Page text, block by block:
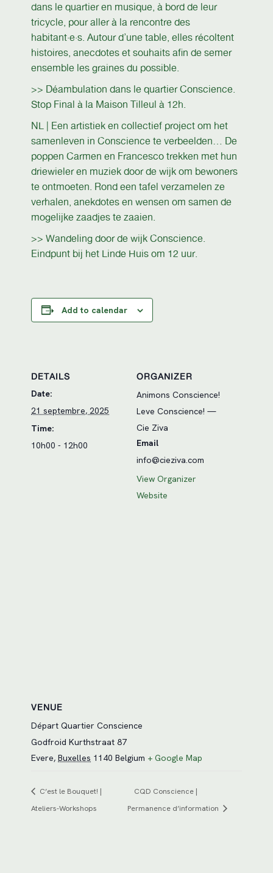
dans le quartier en musique, à bord de leur
tricycle, pour aller à la rencontre des
habitant·e·s. Autour d’une table, elles récoltent
histoires, anecdotes et souhaits afin de semer
ensemble les graines du possible.
>> Déambulation dans le quartier Conscience.
Stop Final à la Maison Tilleul à 12h.
NL | Een artistiek en collectief project om het
samenleven in Conscience te verbeelden… De
poppen Carmen en Francesco trekken met hun
driewieler en muziek door de wijk om bewoners
te ontmoeten. Rond een tafel verzamelen ze
verhalen, anekdotes en wensen om samen de
mogelijke zaadjes te zaaien.
>> Wandeling door de wijk Conscience.
Eindpunt bij het Linde Huis om 12 uur.
Add to calendar
DETAILS
Date:
21 septembre, 2025
Time:
10h00 - 12h00
ORGANIZER
Animons Conscience!
Leve Conscience! —
Cie Ziva
Email
info@cieziva.com
View Organizer
Website
VENUE
Départ Quartier Conscience
Godfroid Kurthstraat 87
Evere, Buxelles 1140 Belgium + Google Map
C’est le Bouquet! |
Ateliers-Workshops
CQD Conscience |
Permanence d’information